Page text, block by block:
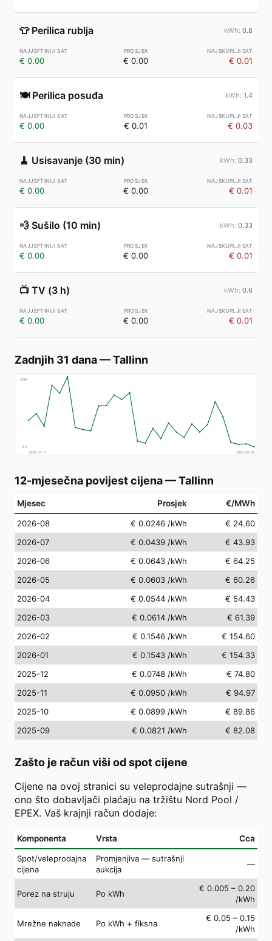
👕 Perilica rublja 0.8
€ 0.00 € 0.00 € 0.01
🍽️ Perilica posuđa 1.4
€ 0.00 € 0.01 € 0.03
🧹 Usisavanje (30 min) 0.33
€ 0.00 € 0.00 € 0.01
💨 Sušilo (10 min) 0.33
€ 0.00 € 0.00 € 0.01
📺 TV (3 h) 0.6
€ 0.00 € 0.00 € 0.01
Zadnjih 31 dana—Tallinn
€94
€4
2026-07-11
2026-08-09
12-mjesečna povijest cijena—Tallinn
Mjesec Prosjek €/MWh
2026-08 € 0.0246 /kWh
€ 24.60
2026-07
€ 0.0439 /kWh
€ 43.93
2026-06
€ 0.0643 /kWh
€ 64.25
2026-05
€ 0.0603 /kWh
€ 60.26
2026-04
€ 0.0544 /kWh
€ 54.43
2026-03
€ 0.0614 /kWh
€ 61.39
2026-02
€ 0.1546 /kWh
€ 154.60
2026-01
€ 0.1543 /kWh
€ 154.33
2025-12
€ 0.0748 /kWh
€ 74.80
2025-11
€ 0.0950 /kWh
€ 94.97
2025-10
€ 0.0899 /kWh
€ 89.86
2025-09
€ 0.0821 /kWh € 82.08
Zašto je račun viši od spot cijene
Cijene na ovoj stranici su veleprodajne sutrašnji —
ono što dobavljači plaćaju na tržištu Nord Pool /
EPEX. Vaš krajnji račun dodaje:
Komponenta Vrsta Cca
Spot/veleprodajna
cijena
Promjenjiva — sutrašnji
aukcija
—
Porez na struju Po kWh
€ 0.005 – 0.20
/kWh
Mrežne naknade Po kWh + fiksna
€ 0.05 – 0.15
/kWh